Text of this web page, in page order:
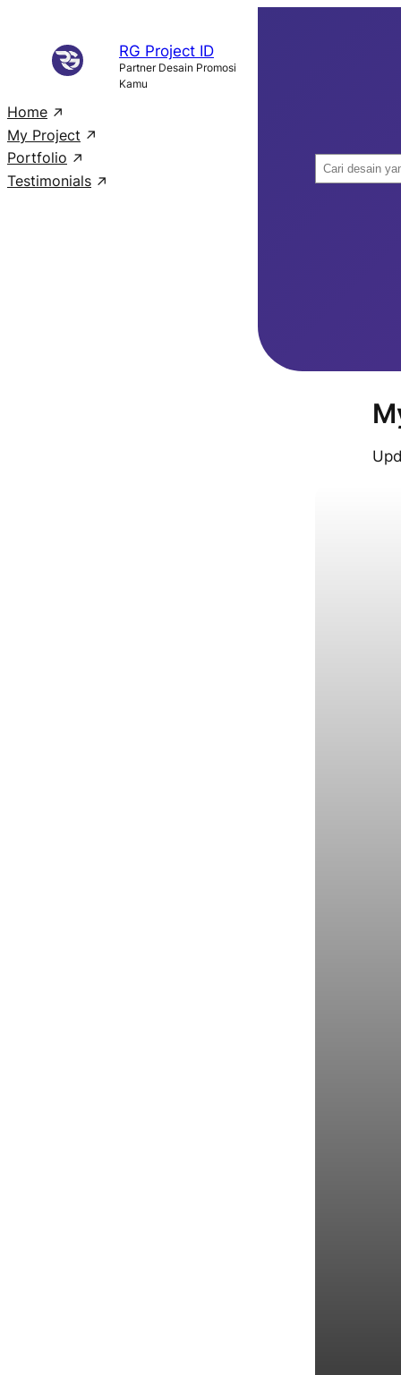
content
RG Project ID
Partner Desain Promosi
Kamu
Home
My Project
Portfolio
Testimonials
S
e